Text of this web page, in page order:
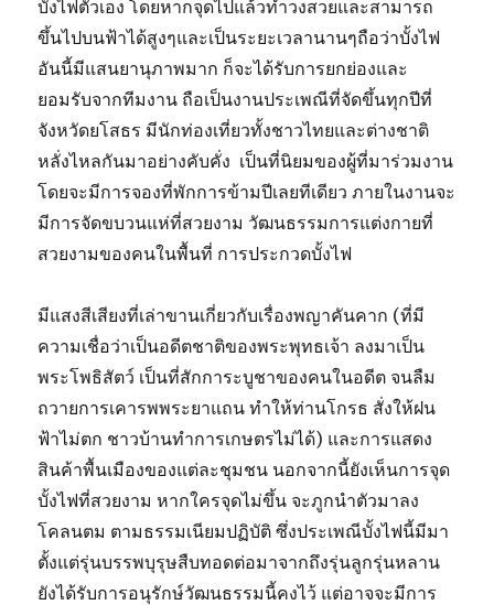
บั้งไฟตัวเอง โดยหากจุดไปแล้วทำวงสวยและสามารถ
ขึ้นไปบนฟ้าได้สูงๆและเป็นระยะเวลานานๆถือว่าบั้งไฟ
อันนี้มีแสนยานุภาพมาก ก็จะได้รับการยกย่องและ
ยอมรับจากทีมงาน ถือเป็นงานประเพณีที่จัดขึ้นทุกปีที่
จังหวัดยโสธร มีนักท่องเที่ยวทั้งชาวไทยและต่างชาติ
หลั่งไหลกันมาอย่างคับคั่ง เป็นที่นิยมของผู้ที่มาร่วมงาน
โดยจะมีการจองที่พักการข้ามปีเลยทีเดียว ภายในงานจะ
มีการจัดขบวนแห่ที่สวยงาม วัฒนธรรมการแต่งกายที่
สวยงามของคนในพื้นที่ การประกวดบั้งไฟ
มีแสงสีเสียงที่เล่าขานเกี่ยวกับเรื่องพญาคันคาก (ที่มี
ความเชื่อว่าเป็นอดีตชาติของพระพุทธเจ้า ลงมาเป็น
พระโพธิสัตว์ เป็นที่สักการะบูชาของคนในอดีต จนลืม
ถวายการเคารพพระยาแถน ทำให้ท่านโกรธ สั่งให้ฝน
ฟ้าไม่ตก ชาวบ้านทำการเกษตรไม่ได้) และการแสดง
สินค้าพื้นเมืองของแต่ละชุมชน นอกจากนี้ยังเห็นการจุด
บั้งไฟที่สวยงาม หากใครจุดไม่ขึ้น จะภูกนำตัวมาลง
โคลนตม ตามธรรมเนียมปฏิบัติ ซึ่งประเพณีบั้งไฟนี้มีมา
ตั้งแต่รุ่นบรรพบุรุษสืบทอดต่อมาจากถึงรุ่นลูกรุ่นหลาน
ยังได้รับการอนุรักษ์วัฒนธรรมนี้คงไว้ แต่อาจจะมีการ